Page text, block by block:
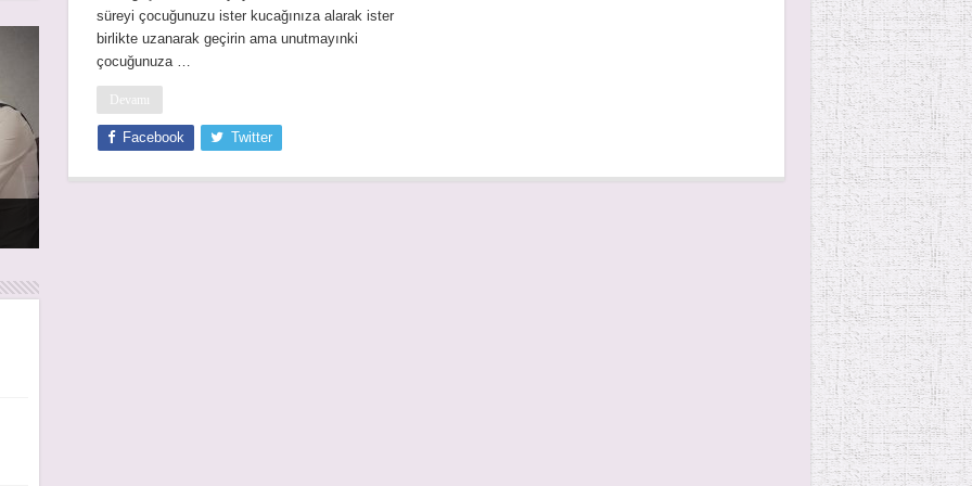
süreyi çocuğunuzu ister kucağınıza alarak ister
birlikte uzanarak geçirin ama unutmayınki
çocuğunuza …
Devamı
Facebook Twitter